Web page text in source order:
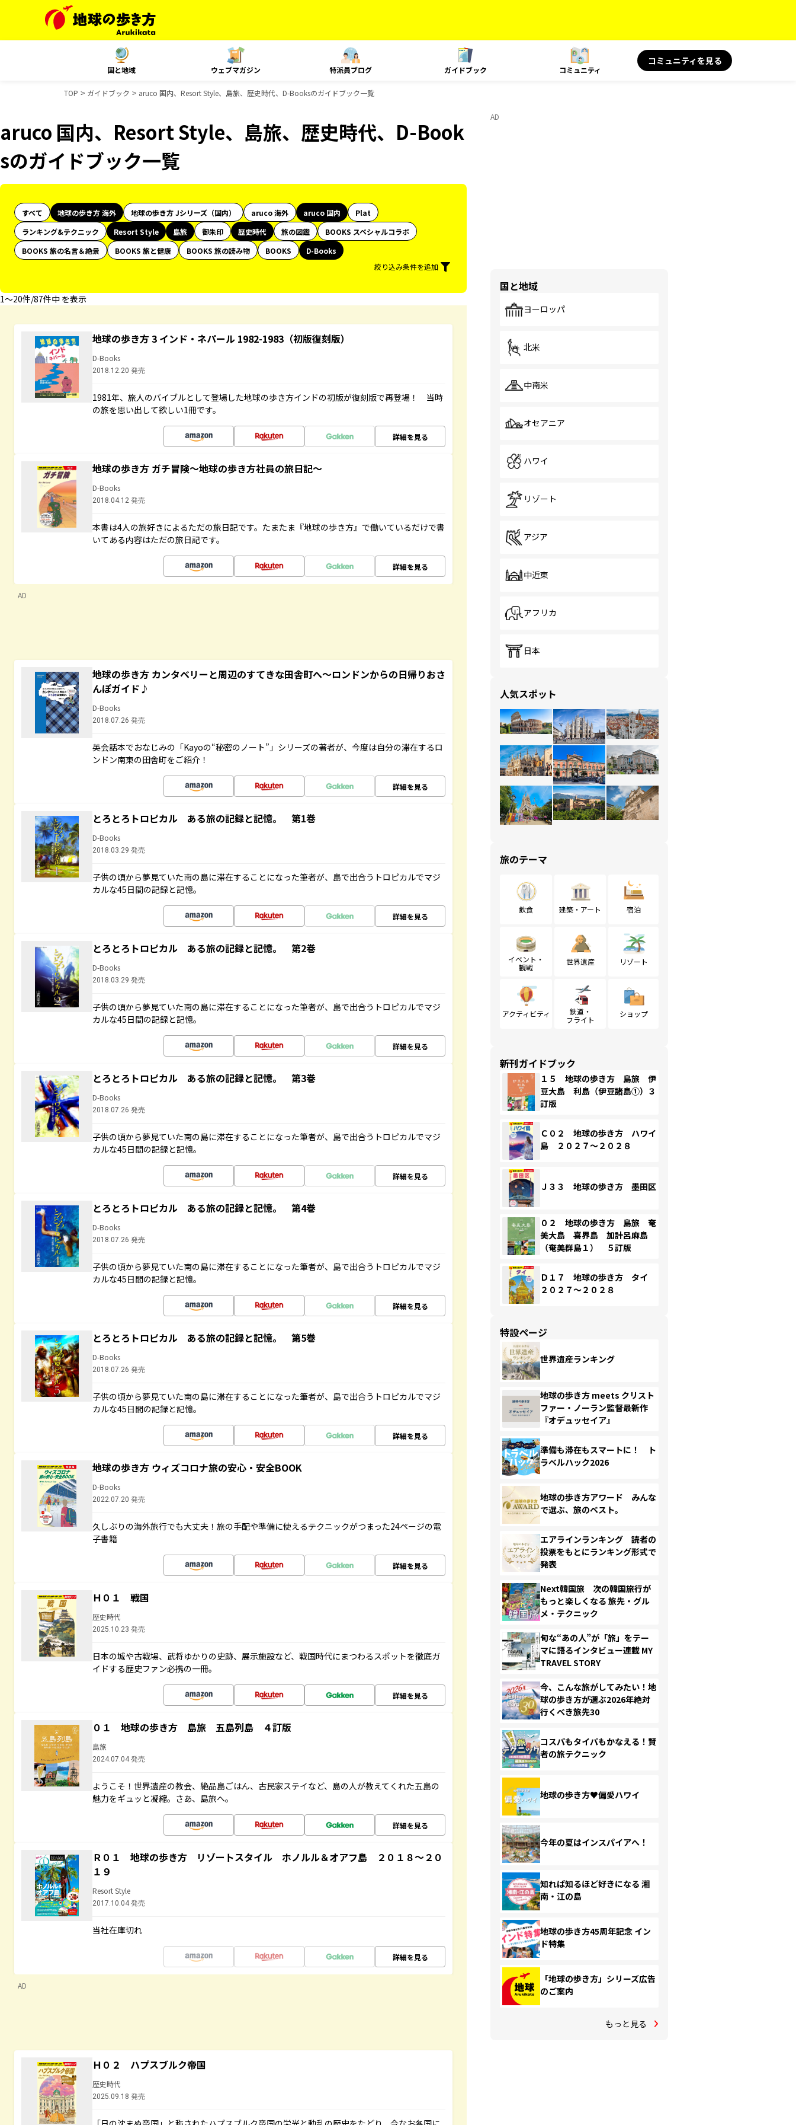
国と地域 ウェブマガジン 特派員ブログ ガイドブック コミュニティ
コミュニティを見る
TOP ガイドブック aruco 国内、Resort Style、島旅、歴史時代、D-Booksのガイドブック一覧
aruco 国内、Resort Style、島旅、歴史時代、D-Book
sのガイドブック一覧
すべて 地球の歩き方 海外 地球の歩き方 Jシリーズ（国内） aruco 海外 aruco 国内
Plat
ランキング&テクニック
Resort Style 島旅 御朱印 歴史時代 旅の図鑑
BOOKS スペシャルコラボ
BOOKS 旅の名言＆絶景
BOOKS 旅と健康 BOOKS 旅の読み物 BOOKS
D-Books
絞り込み条件を追加
1〜20件/87件中 を表示
地球の歩き方 3 インド・ネパール 1982-1983（初版復刻版）
D-Books
2018.12.20 発売
1981年、旅人のバイブルとして登場した地球の歩き方インドの初版が復刻版で再登場！ 当時
の旅を思い出して欲しい1冊です。
詳細を見る
地球の歩き方 ガチ冒険～地球の歩き方社員の旅日記～
D-Books
2018.04.12 発売
本書は4人の旅好きによるただの旅日記です。たまたま『地球の歩き方』で働いているだけで書
いてある内容はただの旅日記です。
詳細を見る
AD
地球の歩き方 カンタベリーと周辺のすてきな田舎町へ～ロンドンからの日帰りおさ
んぽガイド♪
D-Books
2018.07.26 発売
英会話本でおなじみの「Kayoの“秘密のノート”」シリーズの著者が、今度は自分の滞在するロ
ンドン南東の田舎町をご紹介！
詳細を見る
とろとろトロピカル ある旅の記録と記憶。 第1巻
D-Books
2018.03.29 発売
子供の頃から夢見ていた南の島に滞在することになった筆者が、島で出合うトロピカルでマジ
カルな45日間の記録と記憶。
詳細を見る
とろとろトロピカル ある旅の記録と記憶。 第2巻
D-Books
2018.03.29 発売
子供の頃から夢見ていた南の島に滞在することになった筆者が、島で出合うトロピカルでマジ
カルな45日間の記録と記憶。
詳細を見る
とろとろトロピカル ある旅の記録と記憶。 第3巻
D-Books
2018.07.26 発売
子供の頃から夢見ていた南の島に滞在することになった筆者が、島で出合うトロピカルでマジ
カルな45日間の記録と記憶。
詳細を見る
とろとろトロピカル ある旅の記録と記憶。 第4巻
D-Books
2018.07.26 発売
子供の頃から夢見ていた南の島に滞在することになった筆者が、島で出合うトロピカルでマジ
カルな45日間の記録と記憶。
詳細を見る
とろとろトロピカル ある旅の記録と記憶。 第5巻
D-Books
2018.07.26 発売
子供の頃から夢見ていた南の島に滞在することになった筆者が、島で出合うトロピカルでマジ
カルな45日間の記録と記憶。
詳細を見る
地球の歩き方 ウィズコロナ旅の安心・安全BOOK
D-Books
2022.07.20 発売
久しぶりの海外旅行でも大丈夫！旅の手配や準備に使えるテクニックがつまった24ページの電
子書籍
詳細を見る
Ｈ０１ 戦国
歴史時代
2025.10.23 発売
日本の城や古戦場、武将ゆかりの史跡、展示施設など、戦国時代にまつわるスポットを徹底ガ
イドする歴史ファン必携の一冊。
詳細を見る
０１ 地球の歩き方 島旅 五島列島 ４訂版
島旅
2024.07.04 発売
ようこそ！世界遺産の教会、絶品島ごはん、古民家ステイなど、島の人が教えてくれた五島の
魅力をギュッと凝縮。さあ、島旅へ。
詳細を見る
Ｒ０１ 地球の歩き方 リゾートスタイル ホノルル＆オアフ島 ２０１８～２０
１９
Resort Style
2017.10.04 発売
当社在庫切れ
詳細を見る
AD
Ｈ０２ ハプスブルク帝国
歴史時代
2025.09.18 発売
AD
国と地域
ヨーロッパ
北米
中南米
オセアニア
ハワイ
リゾート
アジア
中近東
アフリカ
日本
人気スポット
旅のテーマ
飲食 建築・アート 宿泊
イベント・
観戦
世界遺産 リゾート
アクティビティ
鉄道・
フライト
ショップ
新刊ガイドブック
１５ 地球の歩き方 島旅 伊
豆大島 利島（伊豆諸島①）３
訂版
Ｃ０２ 地球の歩き方 ハワイ
島 ２０２７～２０２８
Ｊ３３ 地球の歩き方 墨田区
０２ 地球の歩き方 島旅 奄
美大島 喜界島 加計呂麻島
（奄美群島１） ５訂版
Ｄ１７ 地球の歩き方 タイ
２０２７～２０２８
特設ページ
世界遺産ランキング
地球の歩き方 meets クリスト
ファー・ノーラン監督最新作
『オデュッセイア』
準備も滞在もスマートに！ ト
ラベルハック2026
地球の歩き方アワード みんな
で選ぶ、旅のベスト。
エアラインランキング 読者の
投票をもとにランキング形式で
発表
Next韓国旅 次の韓国旅行が
もっと楽しくなる 旅先・グル
メ・テクニック
旬な“あの人”が「旅」をテー
マに語るインタビュー連載 MY
TRAVEL STORY
今、こんな旅がしてみたい！地
球の歩き方が選ぶ2026年絶対
行くべき旅先30
コスパもタイパもかなえる！賢
者の旅テクニック
地球の歩き方♥偏愛ハワイ
今年の夏はインスパイアへ！
知れば知るほど好きになる 湘
南・江の島
地球の歩き方45周年記念 イン
ド特集
「地球の歩き方」シリーズ広告
のご案内
もっと見る